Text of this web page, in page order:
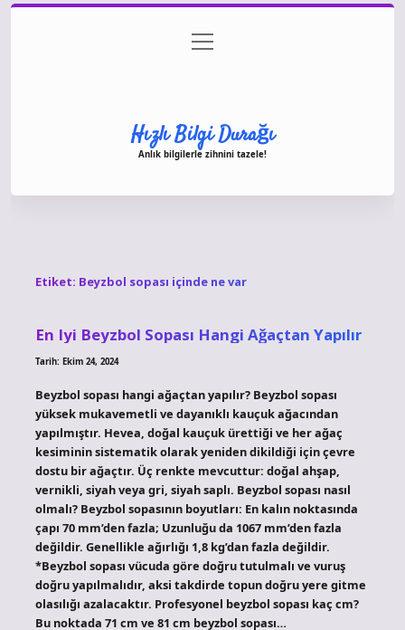
Gizlilik Politikası
menüyü
aç
Hızlı Bilgi Durağı
Anlık bilgilerle zihnini tazele!
Etiket: Beyzbol sopası içinde ne var
En Iyi Beyzbol Sopası Hangi Ağaçtan Yapılır
Tarih: Ekim 24, 2024
Beyzbol sopası hangi ağaçtan yapılır? Beyzbol sopası
yüksek mukavemetli ve dayanıklı kauçuk ağacından
yapılmıştır. Hevea, doğal kauçuk ürettiği ve her ağaç
kesiminin sistematik olarak yeniden dikildiği için çevre
dostu bir ağaçtır. Üç renkte mevcuttur: doğal ahşap,
vernikli, siyah veya gri, siyah saplı. Beyzbol sopası nasıl
olmalı? Beyzbol sopasının boyutları: En kalın noktasında
çapı 70 mm’den fazla; Uzunluğu da 1067 mm’den fazla
değildir. Genellikle ağırlığı 1,8 kg’dan fazla değildir.
*Beyzbol sopası vücuda göre doğru tutulmalı ve vuruş
doğru yapılmalıdır, aksi takdirde topun doğru yere gitme
olasılığı azalacaktır. Profesyonel beyzbol sopası kaç cm?
Bu noktada 71 cm ve 81 cm beyzbol sopası…